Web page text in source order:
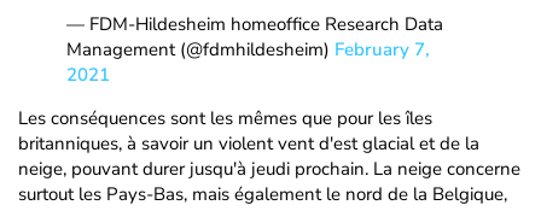
— FDM-Hildesheim homeoffice Research Data
Management (@fdmhildesheim) February 7,
2021
Les conséquences sont les mêmes que pour les îles
britanniques, à savoir un violent vent d'est glacial et de la
neige, pouvant durer jusqu'à jeudi prochain. La neige concerne
surtout les Pays-Bas, mais également le nord de la Belgique,